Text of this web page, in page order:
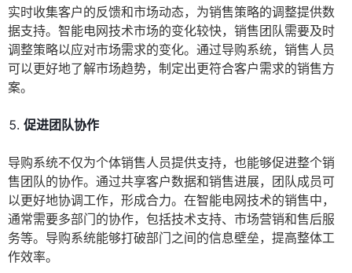
实时收集客户的反馈和市场动态，为销售策略的调整提供数
据支持。智能电网技术市场的变化较快，销售团队需要及时
调整策略以应对市场需求的变化。通过导购系统，销售人员
可以更好地了解市场趋势，制定出更符合客户需求的销售方
案。
促进团队协作
导购系统不仅为个体销售人员提供支持，也能够促进整个销
售团队的协作。通过共享客户数据和销售进展，团队成员可
以更好地协调工作，形成合力。在智能电网技术的销售中，
通常需要多部门的协作，包括技术支持、市场营销和售后服
务等。导购系统能够打破部门之间的信息壁垒，提高整体工
作效率。